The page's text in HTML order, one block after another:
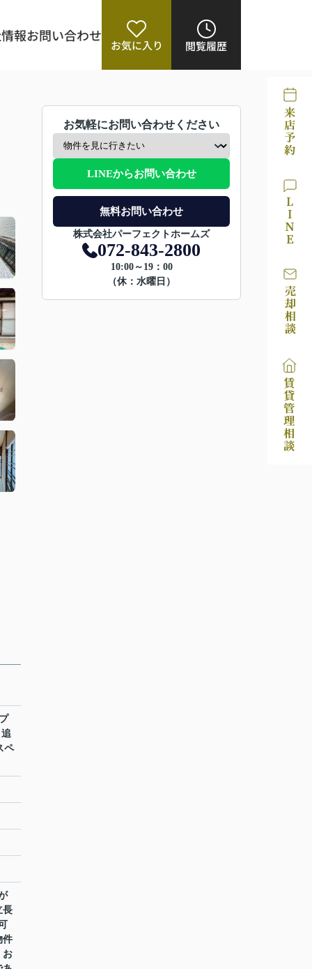
報お問い合わせ
お気に入り 閲覧履歴
ペ
長
件
お
お気軽にお問い合わせください
LINEからお問い合わせ
無料お問い合わせ
株式会社パーフェクトホームズ
072-843-2800
10:00～19：00
（休：水曜日）